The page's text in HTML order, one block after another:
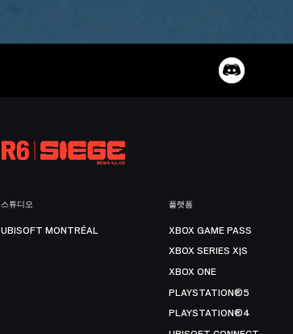
스튜디오
UBISOFT MONTRÉAL
플랫폼
XBOX GAME PASS
XBOX SERIES X|S
XBOX ONE
PLAYSTATION®5
PLAYSTATION®4